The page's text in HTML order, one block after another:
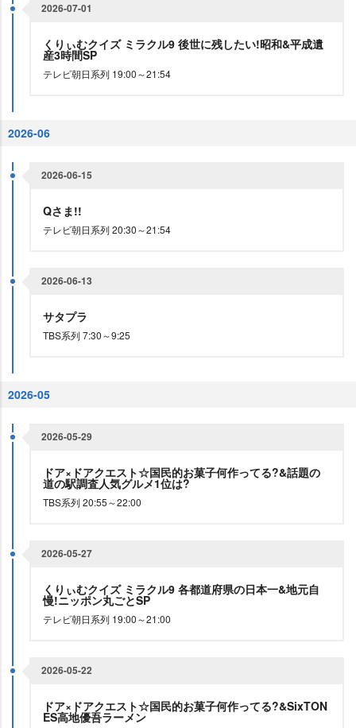
2026-07-01
くりぃむクイズ ミラクル9 後世に残したい!昭和&平成
産3時間SP
テレビ朝日系列 19:00～21:54
2026-06
2026-06-15
Qさま!!
テレビ朝日系列 20:30～21:54
2026-06-13
サタプラ
TBS系列 7:30～9:25
2026-05
2026-05-29
ドア×ドアクエスト☆国民的お菓子何作ってる?&話題の
道の駅調査人気グルメ1位は?
TBS系列 20:55～22:00
2026-05-27
くりぃむクイズ ミラクル9 各都道府県の日本一&地元自
慢!ニッポン丸ごとSP
テレビ朝日系列 19:00～21:00
2026-05-22
ドア×ドアクエスト☆国民的お菓子何作ってる?&SixTON
ES高地優吾ラーメン